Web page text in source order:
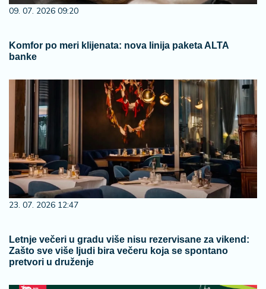
09. 07. 2026 09:20
Komfor po meri klijenata: nova linija paketa ALTA
banke
23. 07. 2026 12:47
Letnje večeri u gradu više nisu rezervisane za vikend:
Zašto sve više ljudi bira večeru koja se spontano
pretvori u druženje